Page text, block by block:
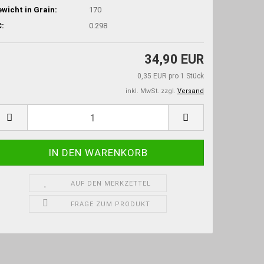
in Grain:
170
0.298
34,90 EUR
0,35 EUR pro 1 Stück
inkl. MwSt. zzgl. Versand
AUF DEN MERKZETTEL
FRAGE ZUM PRODUKT